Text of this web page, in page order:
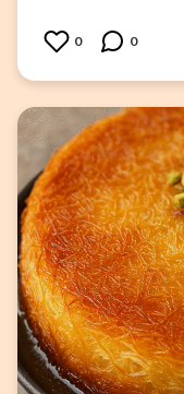
0 0